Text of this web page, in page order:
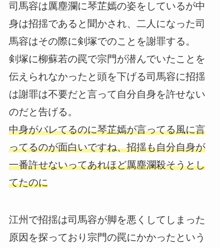
司馬容は厲塵瀾に琴芷嫣の姿をしているが中
身は招揺であると聞かされ、二人になった司
馬容はその際に剣塚でのことを謝罪する。
剣塚に柳蘇若の罠で宗門が潜んでいたことを
伝えられなかったと頭を下げる司馬容に招揺
は謝罪は不要だと言って自分自身を許せない
のだと告げる。
中身がバレてるのに琴芷嫣が言ってる風に言
ってるのが面白いですね、招揺も自分自身が
一番許せないってあれほど厲塵瀾殺そうとし
てたのに
江州で招揺は司馬容が脚を悪くしてしまった
原因を探っており宗門の罠にかかったという